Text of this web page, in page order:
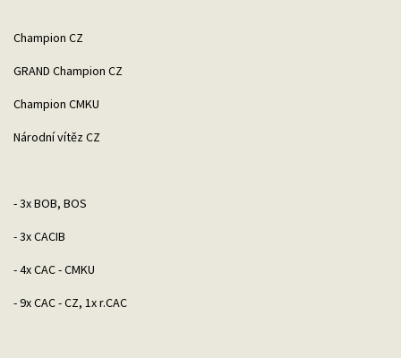
Champion CZ
GRAND Champion CZ
Champion CMKU
Národní vítěz CZ
- 3x BOB, BOS
- 3x CACIB
- 4x CAC - CMKU
- 9x CAC - CZ, 1x r.CAC